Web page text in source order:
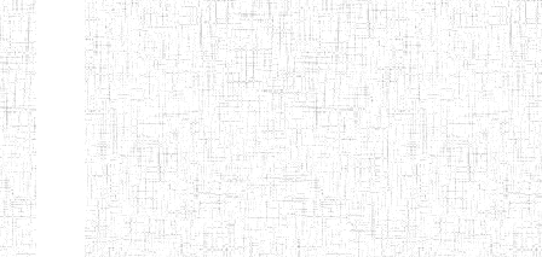
Etablissements
d'enseignement
secondaire
technique
et
professionnel